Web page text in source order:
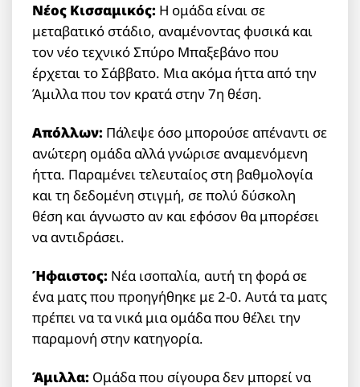
Νέος Κισσαμικός: Η ομάδα είναι σε
μεταβατικό στάδιο, αναμένοντας φυσικά και
τον νέο τεχνικό Σπύρο Μπαξεβάνο που
έρχεται το Σάββατο. Μια ακόμα ήττα από την
Άμιλλα που τον κρατά στην 7η θέση.
Απόλλων: Πάλεψε όσο μπορούσε απέναντι σε
ανώτερη ομάδα αλλά γνώρισε αναμενόμενη
ήττα. Παραμένει τελευταίος στη βαθμολογία
και τη δεδομένη στιγμή, σε πολύ δύσκολη
θέση και άγνωστο αν και εφόσον θα μπορέσει
να αντιδράσει.
Ήφαιστος: Νέα ισοπαλία, αυτή τη φορά σε
ένα ματς που προηγήθηκε με 2-0. Αυτά τα ματς
πρέπει να τα νικά μια ομάδα που θέλει την
παραμονή στην κατηγορία.
Άμιλλα: Ομάδα που σίγουρα δεν μπορεί να